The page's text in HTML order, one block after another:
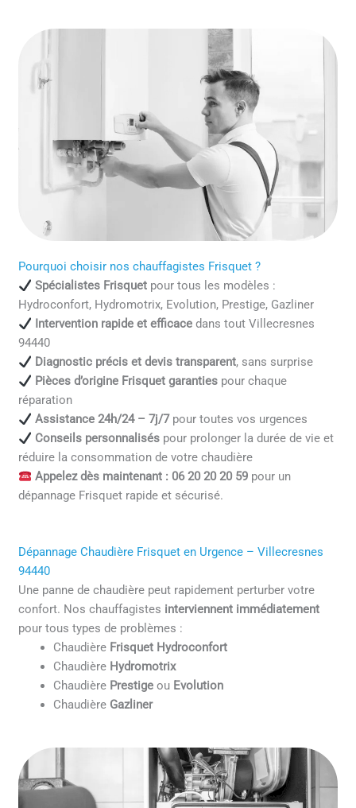
Pourquoi choisir nos chauffagistes Frisquet ?
Spécialistes Frisquetpour tous les modèles :
Hydroconfort, Hydromotrix, Evolution, Prestige, Gazliner
Intervention rapide et efficacedans tout Villecresnes
94440
Diagnostic précis et devis transparent, sans surprise
Pièces d’origine Frisquet garantiespour chaque
réparation
Assistance 24h/24 – 7j/7pour toutes vos urgences
Conseils personnaliséspour prolonger la durée de vie et
réduire la consommation de votre chaudière
Appelez dès maintenant : 06 20 20 20 59pour un
dépannage Frisquet rapide et sécurisé.
Dépannage Chaudière Frisquet en Urgence – Villecresnes
94440
Une panne de chaudière peut rapidement perturber votre
confort. Nos chauffagistes interviennent immédiatement
pour tous types de problèmes :
Chaudière Frisquet Hydroconfort
Chaudière Hydromotrix
Chaudière Prestige ou Evolution
Chaudière Gazliner